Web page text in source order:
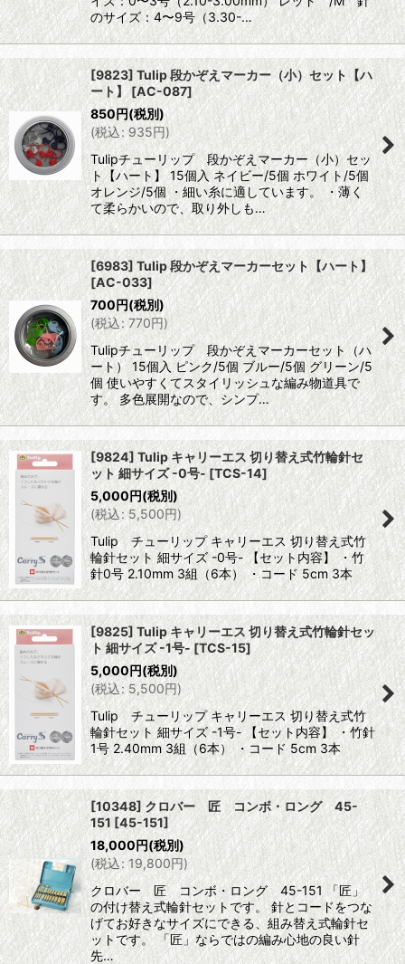
のサイズ：4〜9号（3.30-…
[9823] Tulip 段かぞえマーカー（小）セット【ハ
ート】 [AC-087]
850円(税別)
(税込: 935円)
Tulipチューリップ 段かぞえマーカー（小）セッ
ト【ハート】 15個入 ネイビー/5個 ホワイト/5個
オレンジ/5個 ・細い糸に適しています。 ・薄く
て柔らかいので、取り外しも…
[6983] Tulip 段かぞえマーカーセット【ハート】
[AC-033]
700円(税別)
(税込: 770円)
Tulipチューリップ 段かぞえマーカーセット（ハ
ート） 15個入 ピンク/5個 ブルー/5個 グリーン/5
個 使いやすくてスタイリッシュな編み物道具で
す。 多色展開なので、シンプ…
[9824] Tulip キャリーエス 切り替え式竹輪針セ
ット 細サイズ -0号-[TCS-14]
5,000円(税別)
(税込: 5,500円)
Tulip チューリップ キャリーエス 切り替え式竹
輪針セット 細サイズ -0号- 【セット内容】 ・竹
針0号 2.10mm 3組（6本） ・コード 5cm 3本
[9825] Tulip キャリーエス 切り替え式竹輪針セッ
ト 細サイズ -1号- [TCS-15]
5,000円(税別)
(税込: 5,500円)
Tulip チューリップ キャリーエス 切り替え式竹
輪針セット 細サイズ -1号- 【セット内容】 ・竹針
1号 2.40mm 3組（6本） ・コード 5cm 3本
[10348] クロバー 匠 コンボ・ロング 45-
151 [45-151]
18,000円(税別)
(税込: 19,800円)
クロバー 匠 コンボ・ロング 45-151 「匠」
の付け替え式輪針セットです。 針とコードをつな
げてお好きなサイズにできる、組み替え式輪針セ
ットです。 「匠」ならではの編み心地の良い針
先…